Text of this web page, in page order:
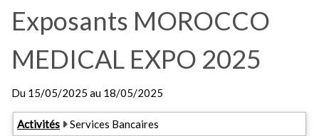
Exposants MOROCCO
MEDICAL EXPO 2025
Du 15/05/2025 au 18/05/2025
Activités Services Bancaires